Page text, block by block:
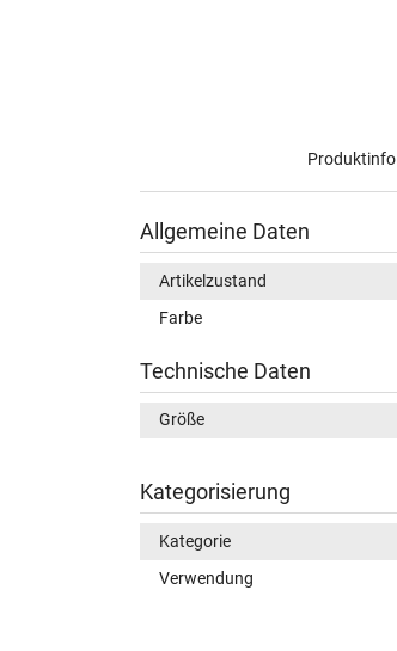
Produktinfo
Allgemeine Daten
Artikelzustand
Farbe
Technische Daten
Größe
Kategorisierung
Kategorie
Verwendung